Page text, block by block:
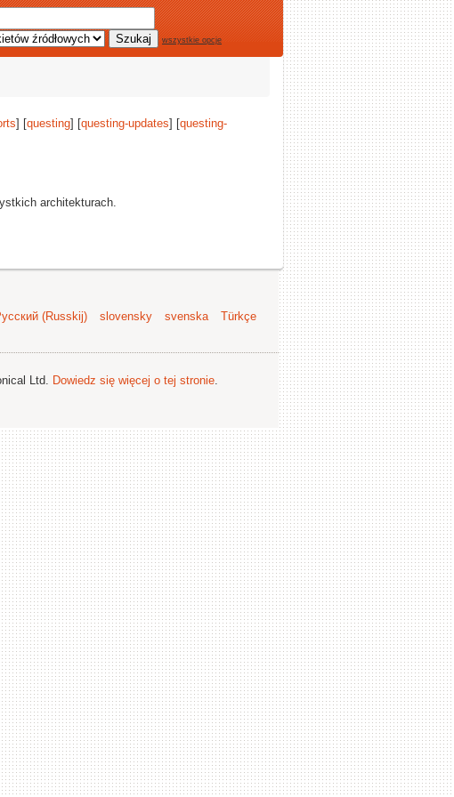
wszystkie opcje
] [questing] [questing-updates] [questing-
architekturach.
(Russkij) slovensky svenska
Türkçe
Ltd. Dowiedz się więcej o tej stronie.